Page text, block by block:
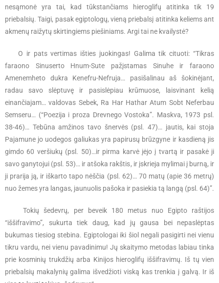
nesąmonė yra tai, kad tūkstančiams hieroglifų atitinka tik 19
priebalsių. Taigi, pasak egiptologų, vieną priebalsį atitinka keliems ant
akmenų raižytų skirtingiems piešiniams. Argi tai ne kvailystė?
O ir pats vertimas išties juokingas! Galima tik cituoti: “Tikras
faraono Sinuserto Hnum-Sute pažįstamas Sinuhe ir faraono
Amenemheto dukra Kenefru-Nefruja… pasišalinau aš šokinėjant,
radau savo slėptuvę ir pasislėpiau krūmuose, laisvinant kelią
einančiajam… valdovas Sebek, Ra Har Hathar Atum Sobt Neferbau
Semseru… (“Poezija i proza Drevnego Vostoka”. Maskva, 1973 psl.
38-46)… Tebūna amžinos tavo šnervės (psl. 47)… jautis, kai stoja
Pajamune jo uodegos galiukas yra papirusų brūzgyne ir kasdieną jis
gimdo 60 veršiukų (psl. 50)…ir pirma karvė įėjo į tvartą ir pasakė ji
savo ganytojui (psl. 53)… ir atšoka rakštis, ir įskrieja mylimai į burną, ir
ji prarija ją, ir iškarto tapo nėščia (psl. 62)… 70 matų (apie 36 metrų)
nuo žemes yra langas, jaunuolis pašoka ir pasiekia tą langą (psl. 64)”.
Tokių šedevrų, per beveik 180 metus nuo Egipto raštijos
“iššifravimo”, sukurta tiek daug, kad jų gausa bei nepaslėptas
bukumas tiesiog stebina. Egiptologai iki šiol negali pasigirti nei vienu
tikru vardu, nei vienu pavadinimu! Jų skaitymo metodas labiau tinka
prie kosminių trukdžių arba Kinijos hieroglifų iššifravimų. Iš tų vien
priebalsių makalynių galima išvedžioti viską kas trenkia į galvą. Ir iš